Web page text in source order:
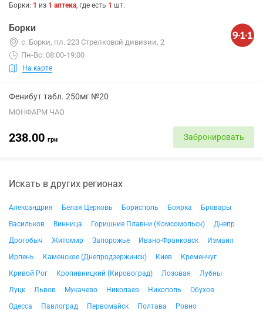
Борки: 1 из 1 аптека, где есть 1 шт.
Борки
с. Борки, пл. 223 Стрелковой дивизии, 2
Пн-Вс: 08:00-19:00
На карте
Фенибут табл. 250мг №20
МОНФАРМ ЧАО
238.00 грн Забронировать
Искать в других регионах
Александрия Белая Церковь Борисполь Боярка
Бровары
Васильков
Винница Горишние Плавни (Комсомольск)
Днепр
Дрогобыч
Житомир Запорожье Ивано-Франковск
Измаил
Ирпень
Каменское (Днепродзержинск) Киев
Кременчуг
Кривой Рог
Кропивницкий (Кировоград) Лозовая
Лубны
Луцк
Львов Мукачево Николаев Никополь
Обухов
Одесса
Павлоград Первомайск Полтава
Ровно